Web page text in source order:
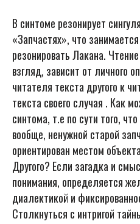
В синтоме резонирует
«Запчастях», что
резонировать Лакана.
взгляд, зависит от личного
читателя текста другого к
текста своего случая . Как
синтома, т.е по сути того,
вообще, ненужной старой
ориентирован местом
Другого? Если загадка и
понимания, определяется
диалектикой и
Столкнуться с интригой